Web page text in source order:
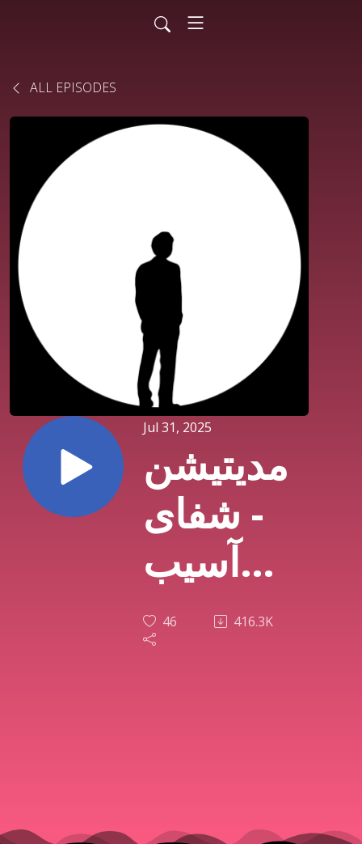
ALL EPISODES
Jul 31, 2025
مدیتیشن
- شفای
آسیب
های
کودکی
46 416.3K